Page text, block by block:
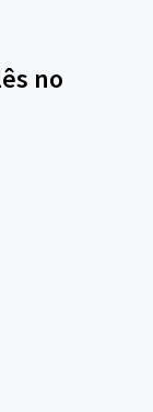
no